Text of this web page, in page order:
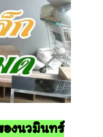
องนวมินทร์